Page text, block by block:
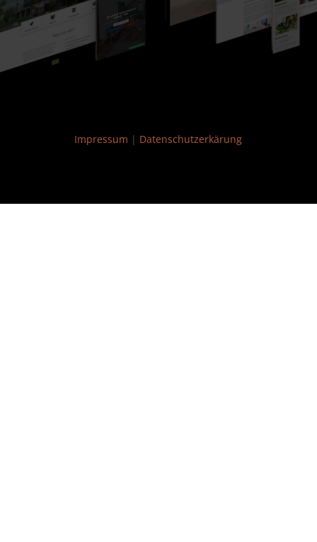
Impressum | Datenschutzerkärung